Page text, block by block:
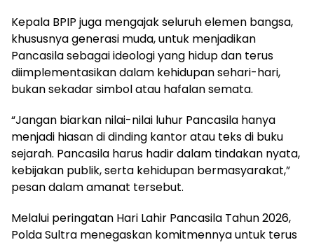
Kepala BPIP juga mengajak seluruh elemen bangsa,
khususnya generasi muda, untuk menjadikan
Pancasila sebagai ideologi yang hidup dan terus
diimplementasikan dalam kehidupan sehari-hari,
bukan sekadar simbol atau hafalan semata.
“Jangan biarkan nilai-nilai luhur Pancasila hanya
menjadi hiasan di dinding kantor atau teks di buku
sejarah. Pancasila harus hadir dalam tindakan nyata,
kebijakan publik, serta kehidupan bermasyarakat,”
pesan dalam amanat tersebut.
Melalui peringatan Hari Lahir Pancasila Tahun 2026,
Polda Sultra menegaskan komitmennya untuk terus